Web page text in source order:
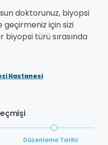
doktorunuz, biyopsi
için sizi
türü sırasında
Hastanesi
Düzenleme Tarihi